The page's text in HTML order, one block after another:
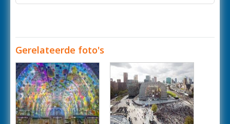
Gerelateerde foto's